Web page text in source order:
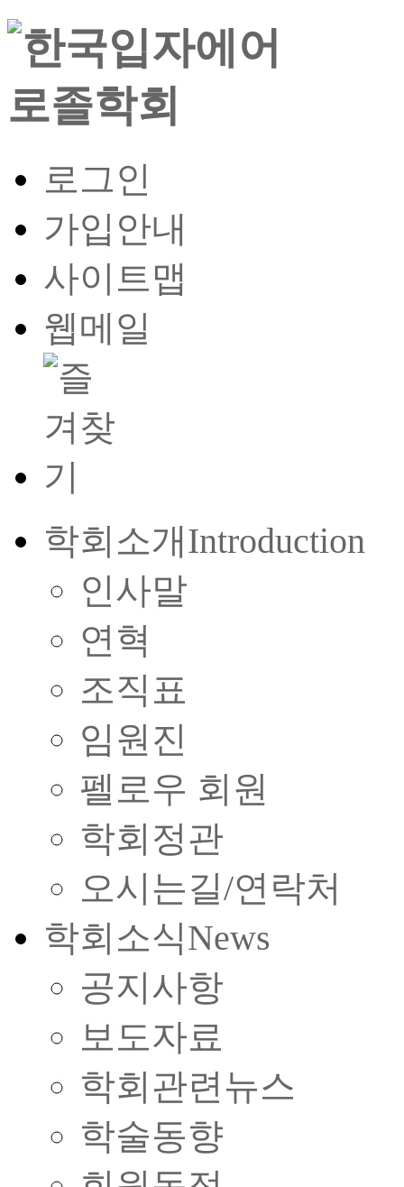
로그인
가입안내
사이트맵
웹메일
학회소개Introduction
인사말
연혁
조직표
임원진
펠로우 회원
학회정관
오시는길/연락처
학회소식News
공지사항
보도자료
학회관련뉴스
학술동향